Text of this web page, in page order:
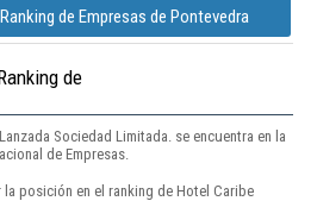
de Empresas de Pontevedra
de
Sociedad Limitada. se encuentra en la
de Empresas.
posición en el ranking de Hotel Caribe